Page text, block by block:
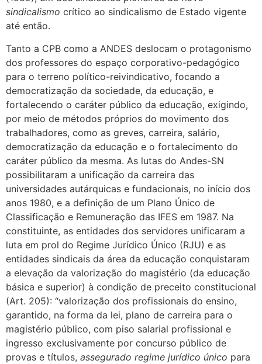
sindicalismo crítico ao sindicalismo de Estado vigente
até então.
Tanto a CPB como a ANDES deslocam o protagonismo
dos professores do espaço corporativo-pedagógico
para o terreno político-reivindicativo, focando a
democratização da sociedade, da educação, e
fortalecendo o caráter público da educação, exigindo,
por meio de métodos próprios do movimento dos
trabalhadores, como as greves, carreira, salário,
democratização da educação e o fortalecimento do
caráter público da mesma. As lutas do Andes-SN
possibilitaram a unificação da carreira das
universidades autárquicas e fundacionais, no início dos
anos 1980, e a definição de um Plano Único de
Classificação e Remuneração das IFES em 1987. Na
constituinte, as entidades dos servidores unificaram a
luta em prol do Regime Jurídico Único (RJU) e as
entidades sindicais da área da educação conquistaram
a elevação da valorização do magistério (da educação
básica e superior) à condição de preceito constitucional
(Art. 205): “valorização dos profissionais do ensino,
garantido, na forma da lei, plano de carreira para o
magistério público, com piso salarial profissional e
ingresso exclusivamente por concurso público de
provas e títulos, assegurado regime jurídico único para